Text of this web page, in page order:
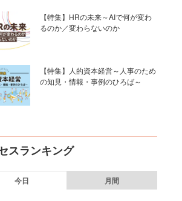
【特集】HRの未来～AIで何が変わ
るのか／変わらないのか
【特集】人的資本経営～人事のため
の知見・情報・事例のひろば～
スランキング
今日 月間